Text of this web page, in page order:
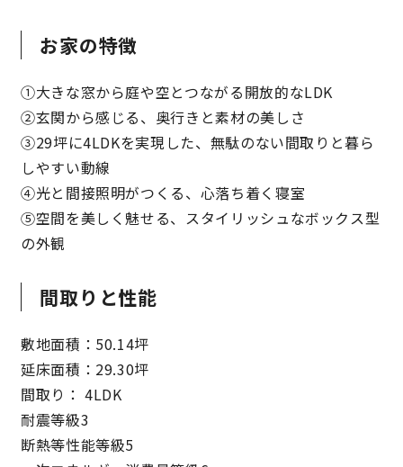
ラインナップ
最響の家
Groovin’
nattoku住宅25周年記念モデル
Blue Style
キママプラス
納得リフォームスタジオ
お家の特徴
①大きな窓から庭や空とつながる開放的なLDK
②玄関から感じる、奥行きと素材の美しさ
③29坪に4LDKを実現した、無駄のない間取りと暮ら
しやすい動線
④光と間接照明がつくる、心落ち着く寝室
⑤空間を美しく魅せる、スタイリッシュなボックス型
の外観
間取りと性能
敷地面積：50.14坪
延床面積：29.30坪
間取り： 4LDK
耐震等級3
断熱等性能等級5